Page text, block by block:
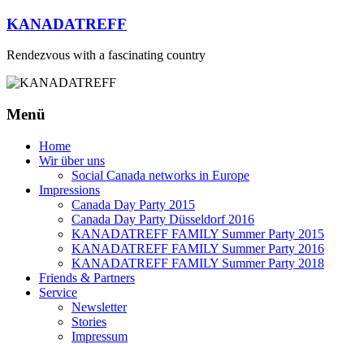
Zum
springen
KANADATREFF
Rendezvous with a fascinating country
Menü
Home
Wir über uns
Social Canada networks in Europe
Impressions
Canada Day Party 2015
Canada Day Party Düsseldorf 2016
KANADATREFF FAMILY Summer Party 2015
KANADATREFF FAMILY Summer Party 2016
KANADATREFF FAMILY Summer Party 2018
Friends & Partners
Service
Newsletter
Stories
Impressum